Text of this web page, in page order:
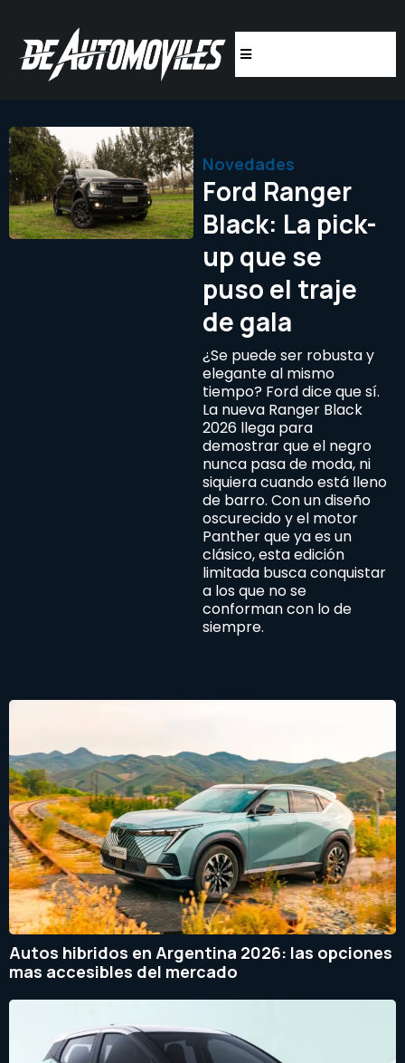
Novedades
Ford Ranger
Black: La pick-
up que se
puso el traje
de gala
¿Se puede ser robusta y
elegante al mismo
tiempo? Ford dice que sí.
La nueva Ranger Black
2026 llega para
demostrar que el negro
nunca pasa de moda, ni
siquiera cuando está lleno
de barro. Con un diseño
oscurecido y el motor
Panther que ya es un
clásico, esta edición
limitada busca conquistar
a los que no se
conforman con lo de
siempre.
Autos hibridos en Argentina 2026: las opciones
mas accesibles del mercado